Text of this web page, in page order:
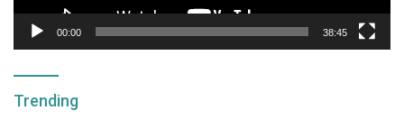
00:00 38:45
Trending